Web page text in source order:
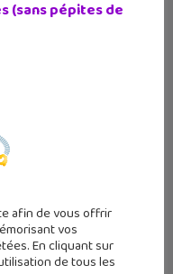
#4 :
(sans pépites de
afin de vous offrir
vos
En cliquant sur
de tous les